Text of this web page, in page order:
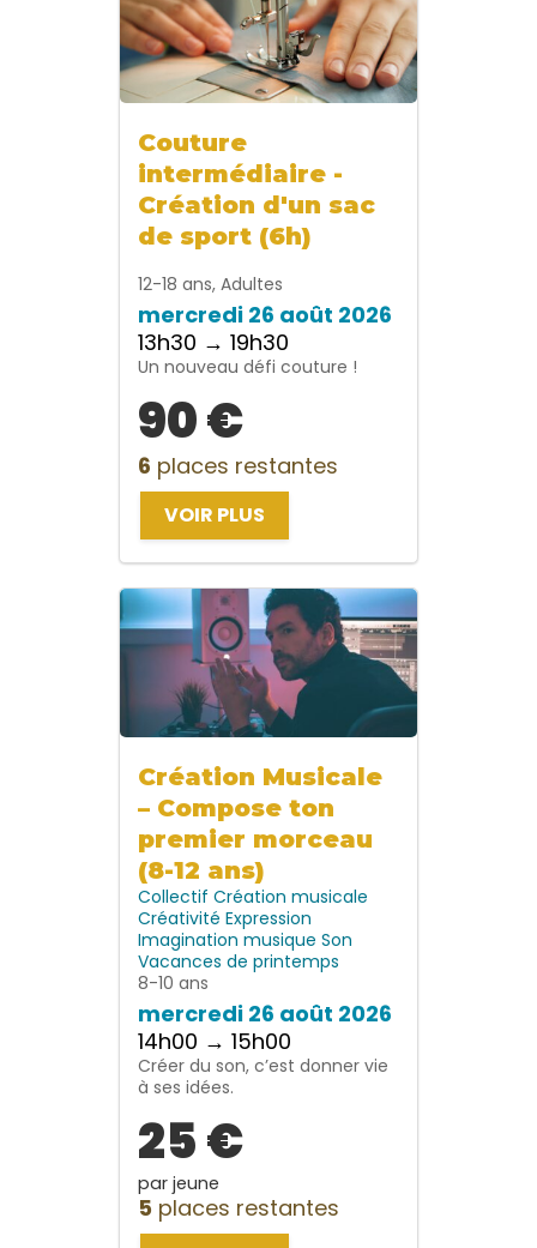
Couture
intermédiaire -
Création d'un sac
de sport (6h)
12-18 ans, Adultes
mercredi 26 août 2026
13h30 → 19h30
Un nouveau défi couture !
90 €
6 places restantes
VOIR PLUS
Création Musicale
– Compose ton
premier morceau
(8-12 ans)
Collectif Création musicale
Créativité Expression
Imagination musique Son
Vacances de printemps
8-10 ans
mercredi 26 août 2026
14h00 → 15h00
Créer du son, c’est donner vie
à ses idées.
25 €
par jeune
5 places restantes